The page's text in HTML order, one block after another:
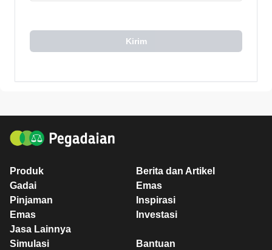
Kirim
Produk
Gadai
Pinjaman
Emas
Jasa Lainnya
Berita dan Artikel
Emas
Inspirasi
Investasi
Simulasi
Bantuan